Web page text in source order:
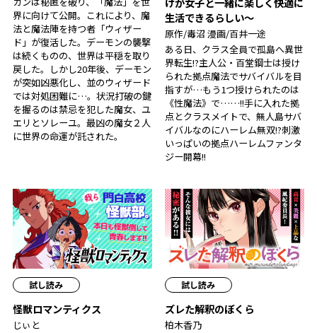
界に向けて公開。これにより、魔
法と魔法陣を持つ者「ウィザー
ド」が復活した。デーモンの襲撃
は続くものの、世界は平穏を取り
戻した。しかし20年後、デーモン
が突如凶悪化し、並のウィザード
では対処困難に…。状況打破の鍵
を握るのは禁忌を犯した魔女、ユ
エリとソレーユ。最凶の魔女２人
に世界の命運が託された――。
生活できるらしい～
原作/毒沼 漫画/百井一途
ある日、クラス全員で孤島へ異世
界転生!?主人公・百堂鋼士は授け
られた拠点魔法でサバイバルを目
指すが…もう1つ授けられたのは
《性魔法》で……!!手に入れた拠
点とクラスメイトで、無人島サバ
イバルなのにハーレム無双!?刺激
いっぱいの拠点ハーレムファンタ
ジー開幕!!
試し読み
怪獣ロマンティクス
じぃと
試し読み
ズレた解釈のぼくら
柏木香乃